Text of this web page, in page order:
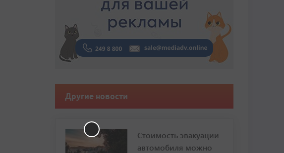
Другие новости
Стоимость эвакуации
автомобиля можно